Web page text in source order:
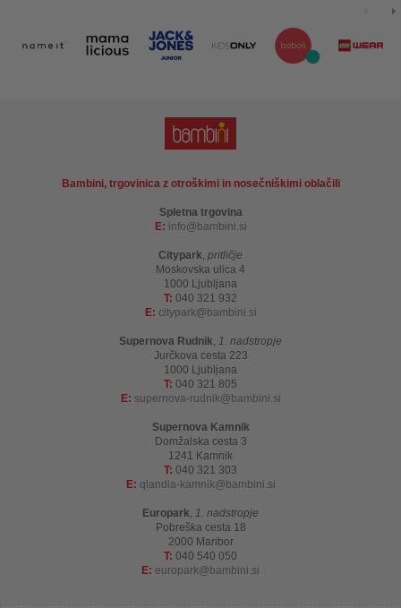
Bambini, trgovinica z otroškimi in nosečniškimi oblačili
Spletna trgovina
E: info bambini.si
Citypark, pritličje
Moskovska ulica 4
1000 Ljubljana
T: 040 321 932
E: citypark bambini.si
Supernova Rudnik, 1. nadstropje
Jurčkova cesta 223
1000 Ljubljana
T: 040 321 805
E: supernova-rudnik bambini.si
Supernova Kamnik
Domžalska cesta 3
1241 Kamnik
T: 040 321 303
E: qlandia-kamnik bambini.si
Europark, 1. nadstropje
Pobreška cesta 18
2000 Maribor
T: 040 540 050
E: europark bambini.si